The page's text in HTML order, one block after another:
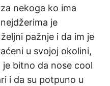
nekoga ko ima
je
pažnje i da im je
u svojoj okolini,
bitno da nose cool
i da su potpuno u